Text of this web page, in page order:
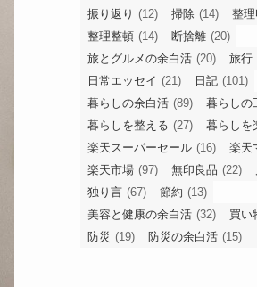
振り返り (12) 掃除 (14) 整
整理整頓 (14) 断捨離 (20)
旅とグルメの余白活 (20) 旅行
日常エッセイ (21) 日記 (101)
暮らしの余白活 (89) 暮らしの
暮らしを整える (27) 暮らしを
楽天スーパーセール (16) 楽天
楽天市場 (97) 無印良品 (22)
独り言 (67) 節約 (13)
美容と健康の余白活 (32) 買い
防災 (19) 防災の余白活 (15)